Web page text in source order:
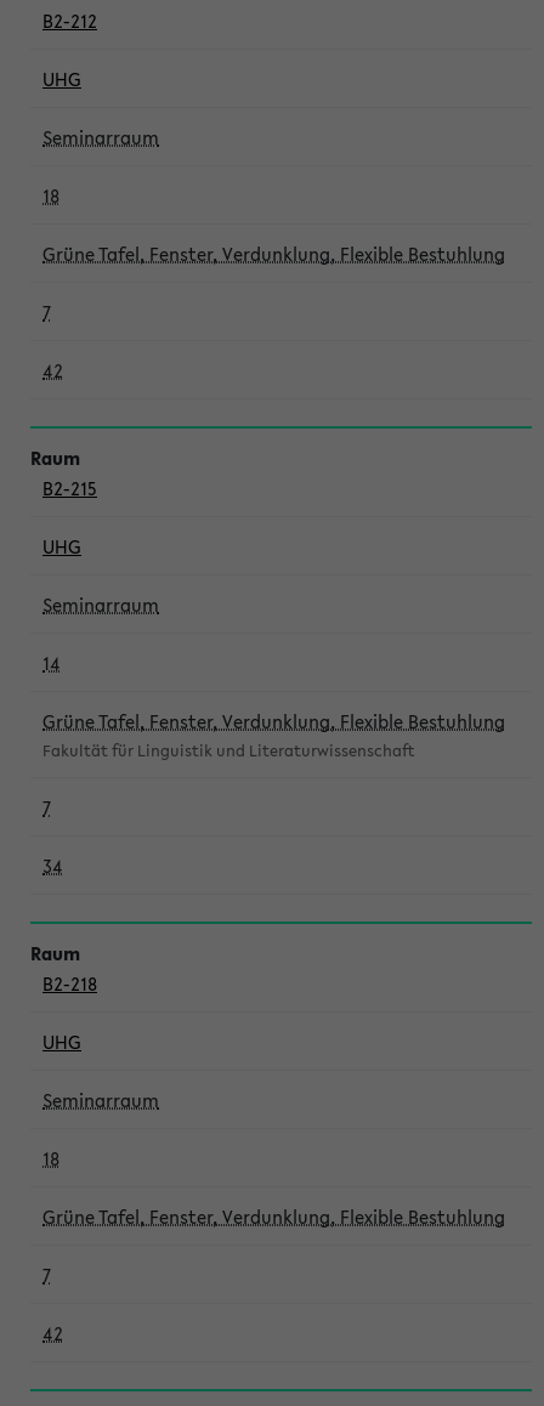
B2-212
UHG
Seminarraum
18
Grüne Tafel, Fenster, Verdunklung, Flexible Bestuhlung
7
42
B2-215
UHG
Seminarraum
14
Grüne Tafel, Fenster, Verdunklung, Flexible Bestuhlung
Fakultät für Linguistik und Literaturwissenschaft
7
34
B2-218
UHG
Seminarraum
18
Grüne Tafel, Fenster, Verdunklung, Flexible Bestuhlung
7
42